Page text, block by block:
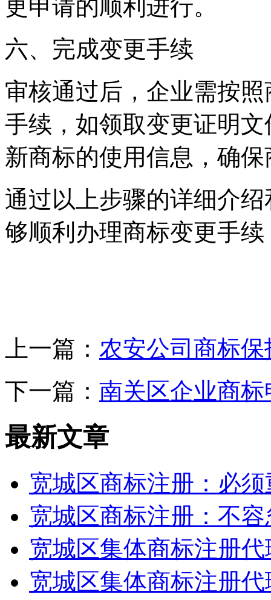
更申请的顺利进行。
六、完成变更手续
审核通过后，企业需按
手续，如领取变更证明
新商标的使用信息，确
通过以上步骤的详细介
够顺利办理商标变更手
上一篇： 农安公司商标
下一篇： 南关区企业商
最新文章
宽城区商标注册：必
宽城区商标注册：不
宽城区集体商标注册
宽城区集体商标注册